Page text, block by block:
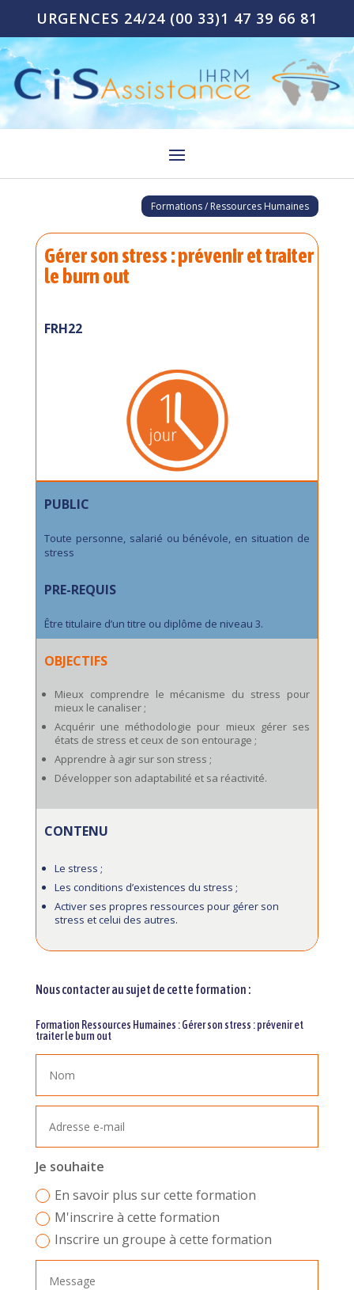
URGENCES 24/24 (00 33)1 47 39 66 81
Formations / Ressources Humaines
Gérer son stress : prévenir et traiter
le burn out
FRH22
PUBLIC
Toute personne, salarié ou bénévole, en situation de
stress
PRE-REQUIS
Être titulaire d’un titre ou diplôme de niveau 3.
OBJECTIFS
Mieux comprendre le mécanisme du stress pour
mieux le canaliser ;
Acquérir une méthodologie pour mieux gérer ses
états de stress et ceux de son entourage ;
Apprendre à agir sur son stress ;
Développer son adaptabilité et sa réactivité.
CONTENU
Le stress ;
Les conditions d’existences du stress ;
Activer ses propres ressources pour gérer son
stress et celui des autres.
Nous contacter au sujet de cette formation :
Formation Ressources Humaines : Gérer son stress : prévenir et
traiter le burn out
Je souhaite
En savoir plus sur cette formation
M'inscrire à cette formation
Inscrire un groupe à cette formation